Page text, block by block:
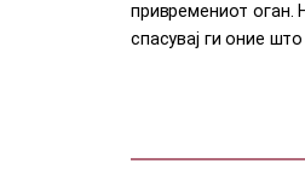
привремениот оган.
спасувај ги оние